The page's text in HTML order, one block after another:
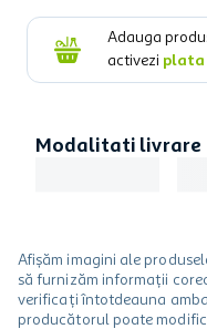
Adauga
activezi plata
Modalitati livrare
Afișăm imagini ale
să furnizăm informații
verificați întotdeauna
producătorul poate